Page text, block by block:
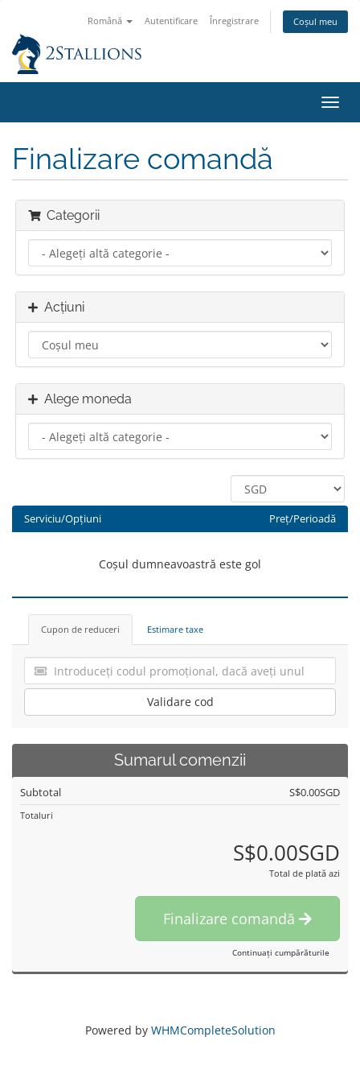
Română Autentificare Înregistrare Coșul meu
Finalizare comandă
Categorii
Acțiuni
Alege moneda
Serviciu/Opțiuni Preț/Perioadă
Coșul dumneavoastră este gol
Cupon de reduceri Estimare taxe
Validare cod
Sumarul comenzii
Subtotal S$0.00SGD
Totaluri
S$0.00SGD
Total de plată azi
Finalizare comandă
Continuați cumpărăturile
Powered by WHMCompleteSolution